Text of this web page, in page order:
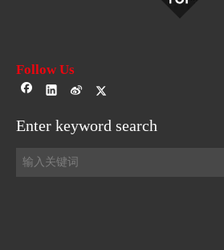
玻璃纤维自粘接缝胶带
Follow Us
Enter keyword search